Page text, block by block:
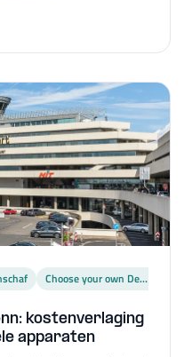
Choose your own Device
kostenverlaging
apparaten